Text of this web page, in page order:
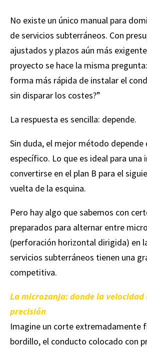
No existe un único manual para
de servicios subterráneos. Con
ajustados y plazos aún más
proyecto se hace la misma pregunta:
forma más rápida de instalar el
sin disparar los costes?”
La respuesta es sencilla: depende.
Sin duda, el mejor método depende
específico. Lo que es ideal para una
convertirse en el plan B para el
vuelta de la esquina.
Pero hay algo que sabemos con
preparados para alternar entre
(perforación horizontal dirigida) en
servicios subterráneos tienen una
competitiva.
La microzanja: donde la velocidad
precisión
Imagine un corte extremadamente
bordillo, el conducto colocado con